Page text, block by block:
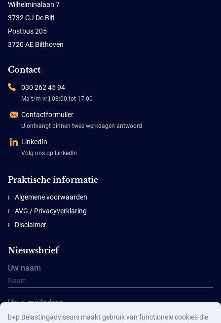
Wilhelminalaan 7
3732 GJ De Bilt
Postbus 205
3720 AE Bilthoven
Contact
030 262 45 94
Ma t/m vrij 08:00 tot 17:00
Contactformulier
U ontvangt binnen twee werkdagen antwoord
LinkedIn
Volg ons op LinkedIn
Praktische informatie
Algemene voorwaarden
AVG / Privacyverklaring
Disclaimer
Nieuwsbrief
Uw naam
Uw e-mailadres
b+p Belastingadviseurs maakt gebruik van functionele cookies die